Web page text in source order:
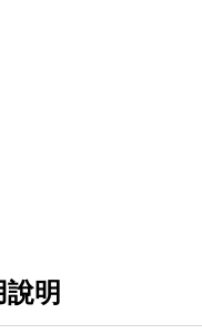
明